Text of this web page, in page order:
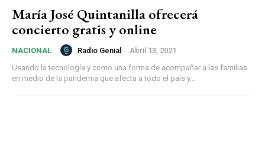
María José Quintanilla ofrecerá
concierto gratis y online
NACIONAL Radio Genial - Abril 13, 2021
Usando la tecnología y como una forma de acompañar a las familias
en medio de la pandemia que afecta a todo el país y...